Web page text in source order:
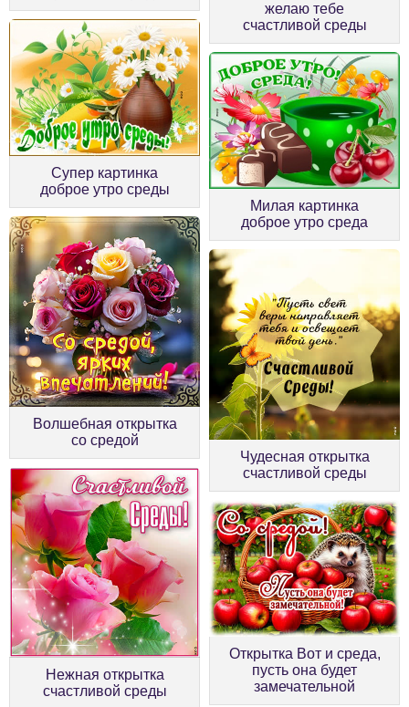
желаю тебе
счастливой среды
Супер картинка
доброе утро среды
Милая картинка
доброе утро среда
Волшебная открытка
со средой
Чудесная открытка
счастливой среды
Нежная открытка
счастливой среды
Открытка Вот и среда,
пусть она будет
замечательной